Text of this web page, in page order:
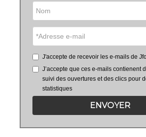
J'accepte de recevoir les e-mails de
J’accepte que ces e-mails contienent
suivi des ouvertures et des clics pour
statistiques
ENVOYER